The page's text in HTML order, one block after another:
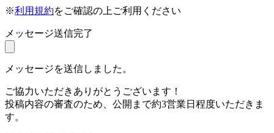
※利用規約をご確認の上ご利用ください
メッセージ送信完了
メッセージを送信しました。
ご協力いただきありがとうございます！
投稿内容の審査のため、公開まで約3営業日程度いただきま
す。